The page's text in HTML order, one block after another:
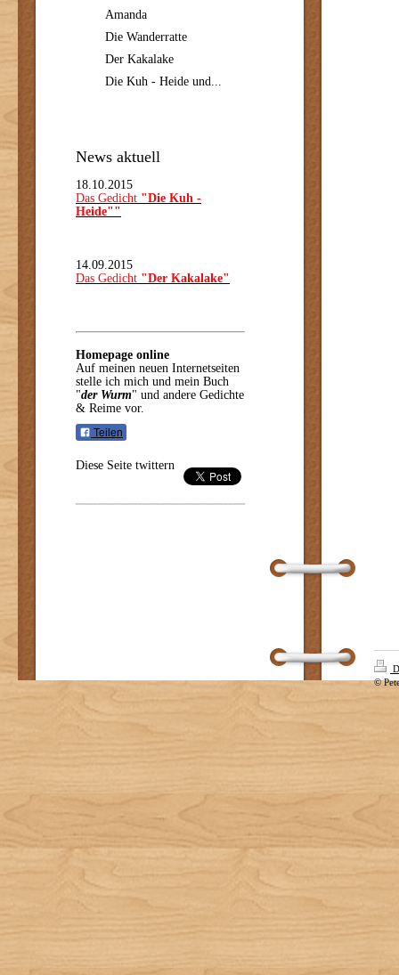
Amanda
Die Wanderratte
Der Kakalake
Die Kuh - Heide und...
News aktuell
18.10.2015
Das Gedicht "Die Kuh -
Heide""
14.09.2015
Das Gedicht "Der Kakalake"
Homepage online
Auf meinen neuen Internetseiten
stelle ich mich und mein Buch
"der Wurm" und andere Gedichte
& Reime vor.
Teilen
Diese Seite twittern
©